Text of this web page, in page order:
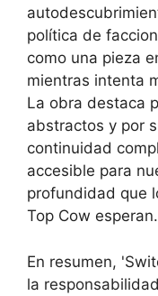
política de
como una pieza
mientras intenta
La obra destaca
abstractos y por
continuidad
accesible para
profundidad que
Top Cow esperan.
En resumen,
la